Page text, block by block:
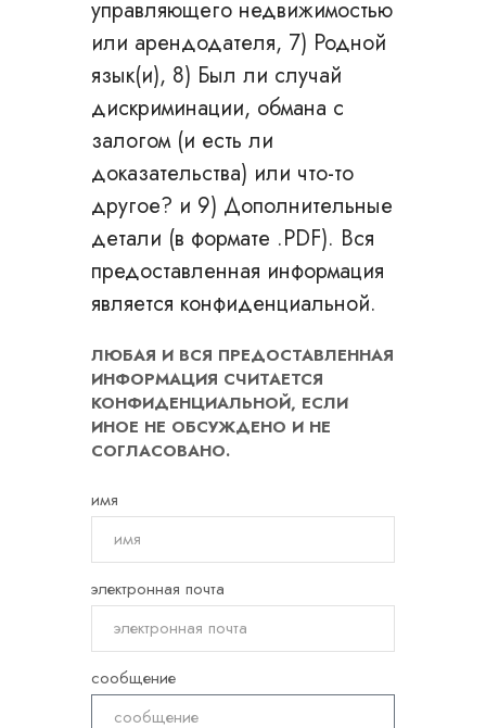
управляющего недвижимостью
или арендодателя, 7) Родной
язык(и), 8) Был ли случай
дискриминации, обмана с
залогом (и есть ли
доказательства) или что-то
другое? и 9) Дополнительные
детали (в формате .PDF). Вся
предоставленная информация
является конфиденциальной.
ЛЮБАЯ И ВСЯ ПРЕДОСТАВЛЕННАЯ
ИНФОРМАЦИЯ СЧИТАЕТСЯ
КОНФИДЕНЦИАЛЬНОЙ, ЕСЛИ
ИНОЕ НЕ ОБСУЖДЕНО И НЕ
СОГЛАСОВАНО.
имя
электронная почта
сообщение